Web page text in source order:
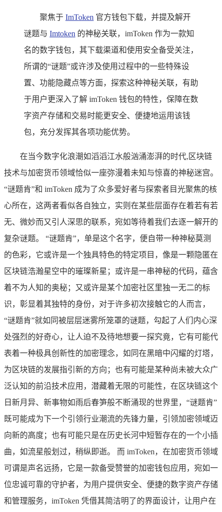
聚焦于 ImToken 官方钱包下载，并提及解开
谜题与 Imtoken 的神秘关联，imToken 作为一款知
名的数字钱包，其下载渠道和使用安全备受关注，
所谓的“谜题”或许涉及使用过程中的一些特殊设
置、功能隐藏点等方面，探索这种神秘关联，有助
于用户更深入了解 imToken 钱包的特性，保障在数
字资产存储和交易时能更安全、便捷地运用该钱
包，充分发挥其各项功能优势。
在当今数字化浪潮如滔滔江水般汹涌澎湃的时代,区块链
技术与加密货币领域恰似一座弥漫着未知与惊喜的神秘迷宫。
“谜题肯”和 imToken 成为了众多爱好者与探索者目光聚焦的核
心所在，这两者看似各自独立，实则在某些层面存在着若有若
无、微妙而又引人深思的联系，宛如等待着我们去逐一解开的
复杂谜题。 “谜题肯”，单是这个名字，便自带一种神秘莫测
的色彩，它或许是一个独具特色的特定项目，像是一颗隐匿在
区块链浩瀚星空中的璀璨新星；或许是一串神秘的代码，蕴含
着不为人知的奥秘；又或许是某个加密社区里独一无二的标
识，彰显着其独特的身份，对于许多初次接触它的人而言，
“谜题肯”就如同被层层迷雾所笼罩的谜题，勾起了人们内心深
处强烈的好奇心，让人迫不及待地想要一探究竟，它有可能代
表着一种极具创新性的加密理念，如同在黑暗中闪耀的灯塔，
为区块链的发展指引新的方向；也有可能是某种尚未被大众广
泛认知的前沿技术应用，潜藏着无限的可能性，在区块链这个
日新月异、新事物如雨后春笋般不断涌现的世界里，“谜题肯”
既可能成为下一个引领行业潮流的先锋力量，引领加密领域迈
向新的高度；也有可能只是在历史长河中短暂存在的一个小插
曲，如流星般划过，稍纵即逝。 而 imToken，在加密货币领域
可谓是声名远扬，它是一款备受赞誉的加密钱包应用，宛如一
位忠诚可靠的守护者，为用户提供安全、便捷的数字资产存储
和管理服务，imToken 凭借其简洁明了的界面设计，让用户在